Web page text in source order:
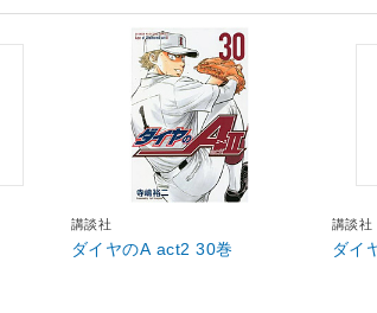
講談社
ダイヤのA act2 30巻
講談社